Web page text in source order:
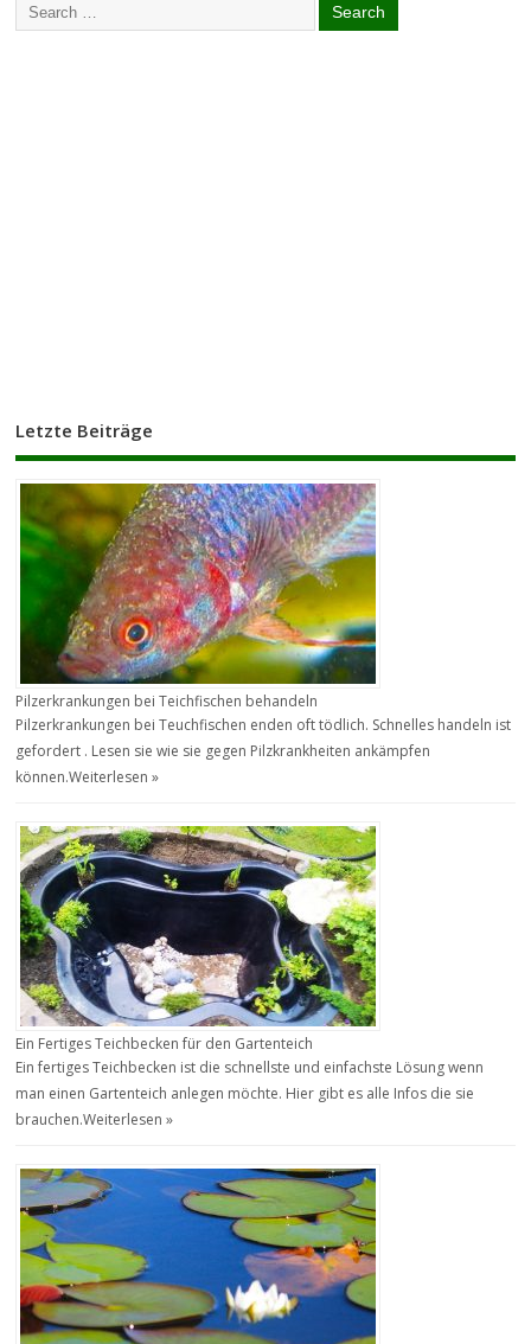
Letzte Beiträge
Pilzerkrankungen bei Teichfischen behandeln
Pilzerkrankungen bei Teuchfischen enden oft tödlich. Schnelles handeln ist
gefordert . Lesen sie wie sie gegen Pilzkrankheiten ankämpfen
können.Weiterlesen »
Ein Fertiges Teichbecken für den Gartenteich
Ein fertiges Teichbecken ist die schnellste und einfachste Lösung wenn
man einen Gartenteich anlegen möchte. Hier gibt es alle Infos die sie
brauchen.Weiterlesen »